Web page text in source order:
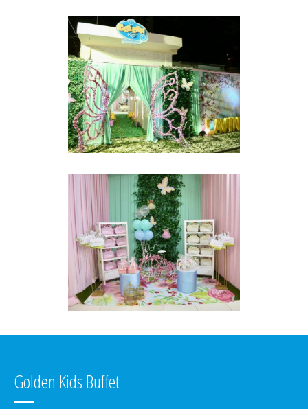
Golden Kids Buffet